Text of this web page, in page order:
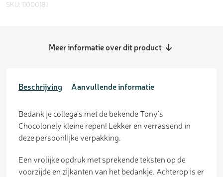
SKU: 11000181
Meer informatie over dit product
Beschrijving Aanvullende informatie
Bedank je collega’s met de bekende Tony’s
Chocolonely kleine repen! Lekker en verrassend in
deze persoonlijke verpakking.
Een vrolijke opdruk met sprekende teksten op de
voorzijde en zijkanten van het bedankje. Achterop is er